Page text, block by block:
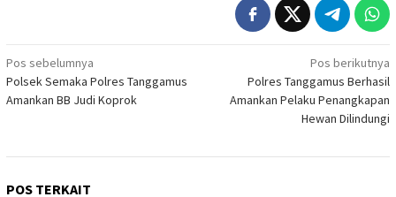
Navigasi
pos
Pos sebelumnya
Polsek Semaka Polres Tanggamus
Amankan BB Judi Koprok
Pos berikutnya
Polres Tanggamus Berhasil
Amankan Pelaku Penangkapan
Hewan Dilindungi
POS TERKAIT